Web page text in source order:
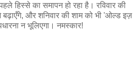
हिस्से का समापन हो रहा है। रविवार की
और शनिवार की शाम को भी 'ओल्ड इज़
न भूलिएगा। नमस्कार!